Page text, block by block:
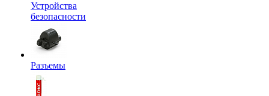
Устройства
безопасности
Разъемы